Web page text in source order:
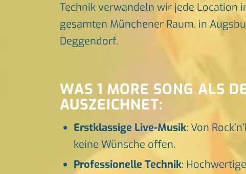
Technik verwandeln wir jede Location
gesamten Münchener Raum, in
Deggendorf.
WAS 1 MORE SONG ALS
AUSZEICHNET:
Erstklassige Live-Musik: Von
keine Wünsche offen.
Professionelle Technik: